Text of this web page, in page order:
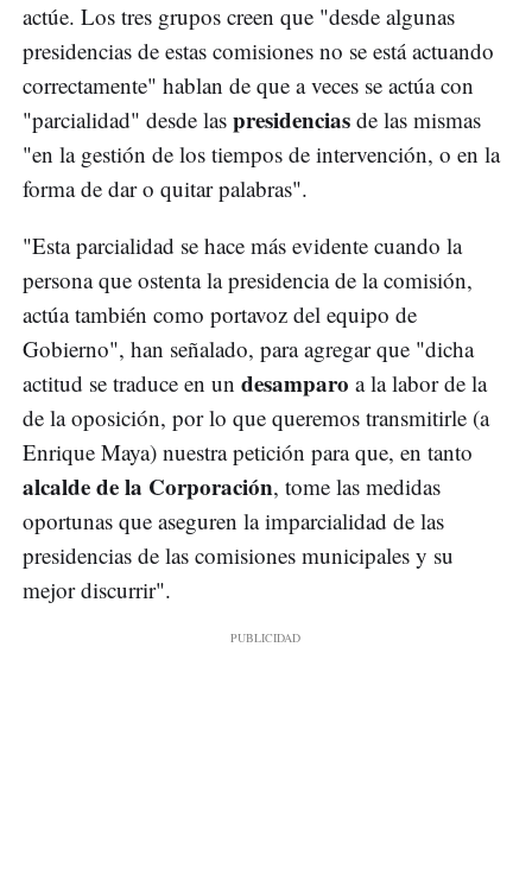
actúe. Los tres grupos creen que "desde algunas
presidencias de estas comisiones no se está actuando
correctamente" hablan de que a veces se actúa con
"parcialidad" desde las presidencias de las mismas
"en la gestión de los tiempos de intervención, o en la
forma de dar o quitar palabras".
"Esta parcialidad se hace más evidente cuando la
persona que ostenta la presidencia de la comisión,
actúa también como portavoz del equipo de
Gobierno", han señalado, para agregar que "dicha
actitud se traduce en un desamparo a la labor de la
de la oposición, por lo que queremos transmitirle (a
Enrique Maya) nuestra petición para que, en tanto
alcalde de la Corporación, tome las medidas
oportunas que aseguren la imparcialidad de las
presidencias de las comisiones municipales y su
mejor discurrir".